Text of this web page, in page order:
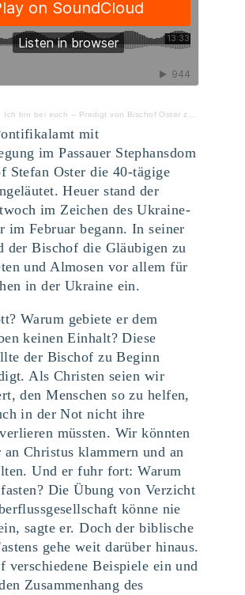
Ich bin bei euch – Predigt von Bischof Oster zum Aschermittwoch 2022
mit
im Passauer Stephansdom
Stefan Oster die 40-tägige
Heuer stand der
im Zeichen des Ukraine-
im Februar begann. In seiner
der Bischof die Gläubigen zu
und Almosen vor allem für
in der Ukraine ein.
Warum gebiete er dem
keinen Einhalt? Diese
der Bischof zu Beginn
Als Christen seien wir
den Menschen so zu helfen,
in der Not nicht ihre
müssten. Wir könnten
an Christus klammern und an
Und er fuhr fort: Warum
Die Übung von Verzicht
könne nie
sagte er. Doch der biblische
gehe weit darüber hinaus.
verschiedene Beispiele ein und
Zusammenhang des